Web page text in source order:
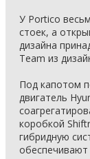
У Portico
стоек, а
дизайна
Team из
Под капотом
двигатель
коробкой
гибридную